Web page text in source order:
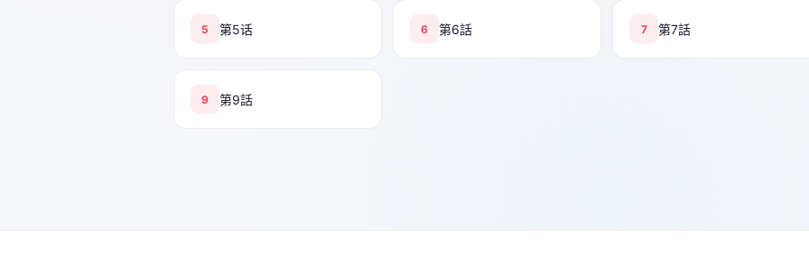
5 第5话 6 第6話 7 第7話
9 第9話